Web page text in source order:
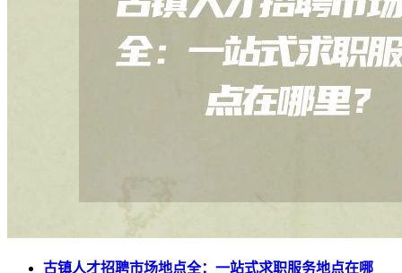
古镇人才招聘市场地点全：一站式求职服务地点在哪